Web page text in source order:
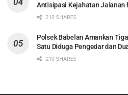
Antisipasi Kejahatan Jalanan
210 SHARES
Polsek Babelan Amankan
Satu Diduga Pengedar dan
210 SHARES